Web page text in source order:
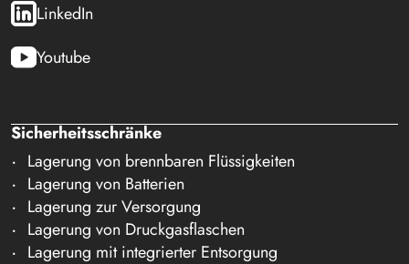
LinkedIn
Youtube
Sicherheitsschränke
Lagerung von brennbaren Flüssigkeiten
Lagerung von Batterien
Lagerung zur Versorgung
Lagerung von Druckgasflaschen
Lagerung mit integrierter Entsorgung